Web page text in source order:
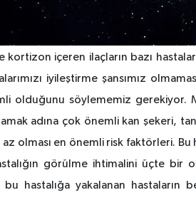
kortizon içeren ilaçların bazı
iyileştirme şansımız
olduğunu söylememiz gerekiyor.
adına çok önemli kan şekeri,
az olması en önemli risk faktörleri.
görülme ihtimalini üçte bir
bu hastalığa yakalanan